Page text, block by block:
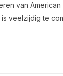
van
veelzijdig te